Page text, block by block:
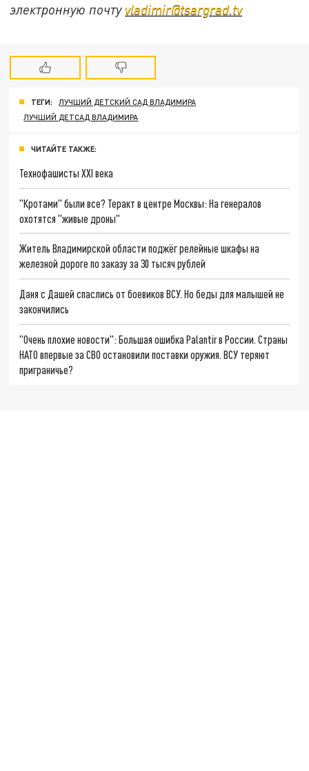
электронную почту vladimir@tsargrad.tv
ТЕГИ:
ЛУЧШИЙ ДЕТСКИЙ САД ВЛАДИМИРА
ЛУЧШИЙ ДЕТСАД ВЛАДИМИРА
ЧИТАЙТЕ ТАКЖЕ:
Технофашисты XXI века
"Кротами" были все? Теракт в центре Москвы: На генералов
охотятся "живые дроны"
Житель Владимирской области поджёг релейные шкафы на
железной дороге по заказу за 30 тысяч рублей
Даня с Дашей спаслись от боевиков ВСУ. Но беды для малышей не
закончились
"Очень плохие новости": Большая ошибка Palantir в России. Страны
НАТО впервые за СВО остановили поставки оружия. ВСУ теряют
приграничье?